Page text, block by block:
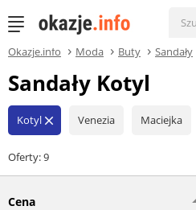
Okazje.info Moda Buty Sandały
Sandały Kotyl
Kotyl close Venezia Maciejka
Oferty: 9
Cena